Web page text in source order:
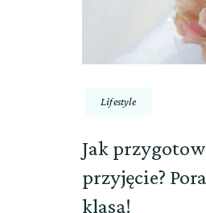
Lifestyle
Jak
przyjęcie?
klasą!